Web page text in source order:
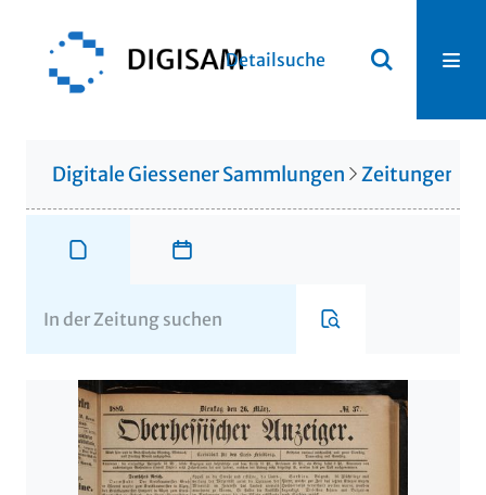
Detailsuche
Digitale Giessener Sammlungen Zeitungen